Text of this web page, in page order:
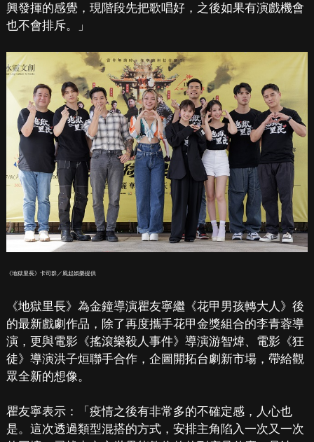
興發揮的感覺，現階段先把歌唱好，之後如果有演戲機會
也不會排斥。」
《地獄里長》卡司群／風起娛樂提供
《地獄里長》為金鐘導演瞿友寧繼《花甲男孩轉大人》後
的最新戲劇作品，除了再度攜手花甲金獎組合的李青蓉導
演，更與電影《搖滾樂殺人事件》導演游智煒、電影《狂
徒》導演洪子烜聯手合作，企圖開拓台劇新市場，帶給觀
眾全新的想像。
瞿友寧表示：「疫情之後有非常多的不確定感，人心也
是。這次透過類型混搭的方式，安排主角陷入一次又一次